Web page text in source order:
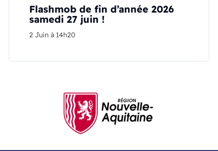
Flashmob de fin d’année 2026
samedi 27 juin !
2 Juin à 14h20